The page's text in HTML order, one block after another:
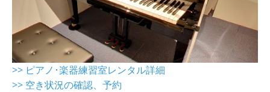
>> ピアノ･楽器練習室レンタル詳細
>> 空き状況の確認、予約